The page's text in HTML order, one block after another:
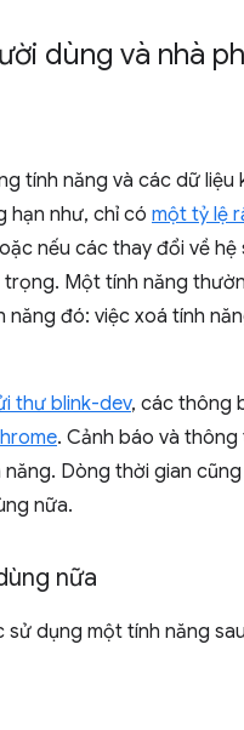
dùng và nhà
tính năng và các dữ
hạn như, chỉ có một tỷ lệ
nếu các thay đổi về hệ
Một tính năng
đó: việc xoá tính
thư blink-dev, các thông
. Cảnh báo và
Dòng thời gian
nữa.
nữa
dụng một tính năng